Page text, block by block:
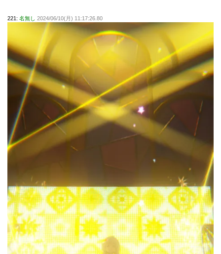
221: 名無し 2024/06/10(月) 11:17:26.80